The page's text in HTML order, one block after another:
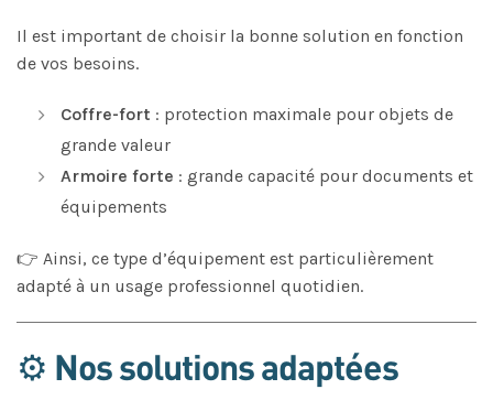
Il est important de choisir la bonne solution en fonction
de vos besoins.
Coffre-fort : protection maximale pour objets de
grande valeur
Armoire forte : grande capacité pour documents et
équipements
👉 Ainsi, ce type d’équipement est particulièrement
adapté à un usage professionnel quotidien.
⚙️ Nos solutions adaptées